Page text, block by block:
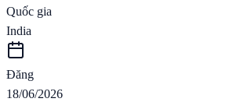
Quốc gia
India
Đăng
18/06/2026